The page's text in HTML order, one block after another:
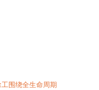
围绕全生命周期